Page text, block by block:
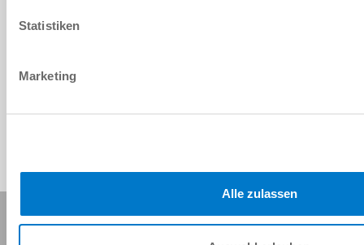
Statistiken
Marketing
Alle zulassen